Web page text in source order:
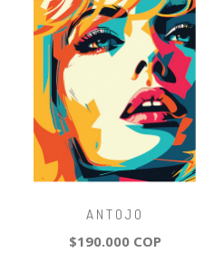
ANTOJO
$190.000 COP